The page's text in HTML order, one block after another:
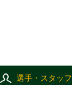
選手・スタッフ